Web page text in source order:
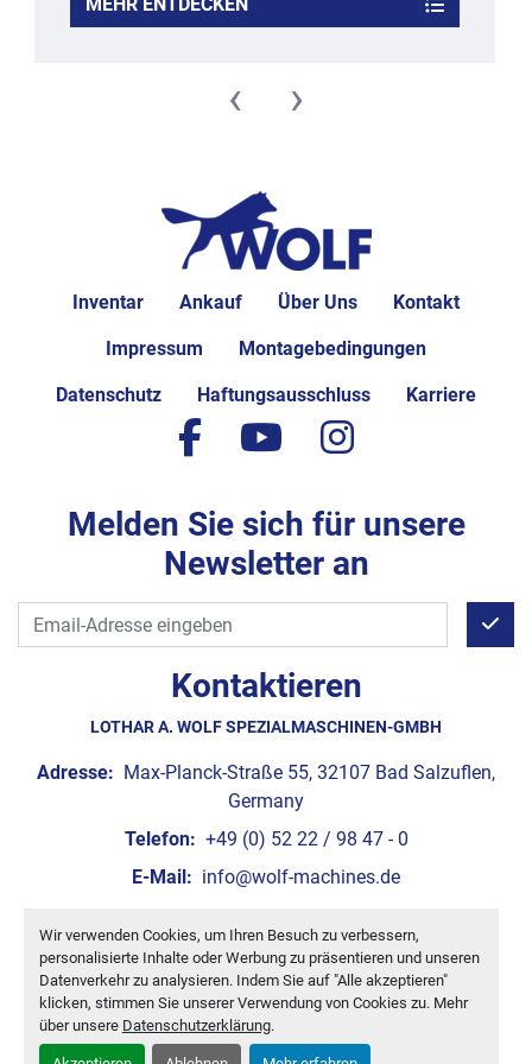
Wir verwenden Cookies, um Ihren Besuch zu verbessern,
personalisierte Inhalte oder Werbung zu präsentieren und unseren
Datenverkehr zu analysieren. Indem Sie auf "Alle akzeptieren"
klicken, stimmen Sie unserer Verwendung von Cookies zu. Mehr
über unsere Datenschutzerklärung.
- Ausformung von Cerealien-Produkten mit verschiedensten
- keine Zerstörung der Cerealien
- Einsatz unterschiedlichster Bindestoffe möglich
- direkte Platzierung vor Überzug, Kühltunnel oder Ofen
- sehr kurze Umrüstzeiten
Nutzarbeitsbreite in mm: 200
Vollautomatische Arbeitsweise
Luftanschluss: 6-7 bar
Benötigte Luftmenge: ca. 150 l / min
Konstruktionsmerkmale Formwalze :
- Materialausführung: Ultraplast, spezieller Kunststoff
- Formwalzen-Sprüh-Vorrichtung
Das Formsystem wurde speziell für die Verarbeitung und
Ausformung von Cerealienmassen
konstruiert. Je nach Kundenwunsch werden die Formnester
so dass nicht nur rechteckige Produkte geformt werden
können, sondern z.B. Kuppel, Dreiecke, Riegel etc.
‹ ›
Inventar Ankauf Über Uns Kontakt
Impressum Montagebedingungen
Datenschutz Haftungsausschluss Karriere
Kontaktieren
LOTHAR A. WOLF SPEZIALMASCHINEN-GMBH
Adresse: Max-Planck-Straße 55, 32107 Bad Salzuflen,
Germany
Telefon: +49 (0) 52 22 / 98 47 - 0
E-Mail: info@wolf-machines.de
Cookie-Einstellungen
Machinio System-Website vonMachinio
facebook
youtubeinstagram
Melden Sie sich für unsere
Newsletter an